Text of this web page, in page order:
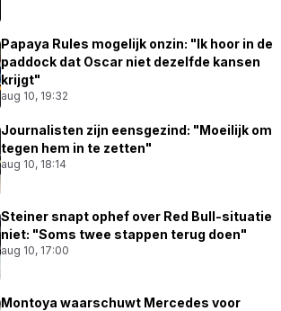
Papaya Rules mogelijk onzin: "Ik hoor in de
paddock dat Oscar niet dezelfde kansen
krijgt"
aug 10, 19:32
Journalisten zijn eensgezind: "Moeilijk om
tegen hem in te zetten"
aug 10, 18:14
Steiner snapt ophef over Red Bull-situatie
niet: "Soms twee stappen terug doen"
aug 10, 17:00
Montoya waarschuwt Mercedes voor